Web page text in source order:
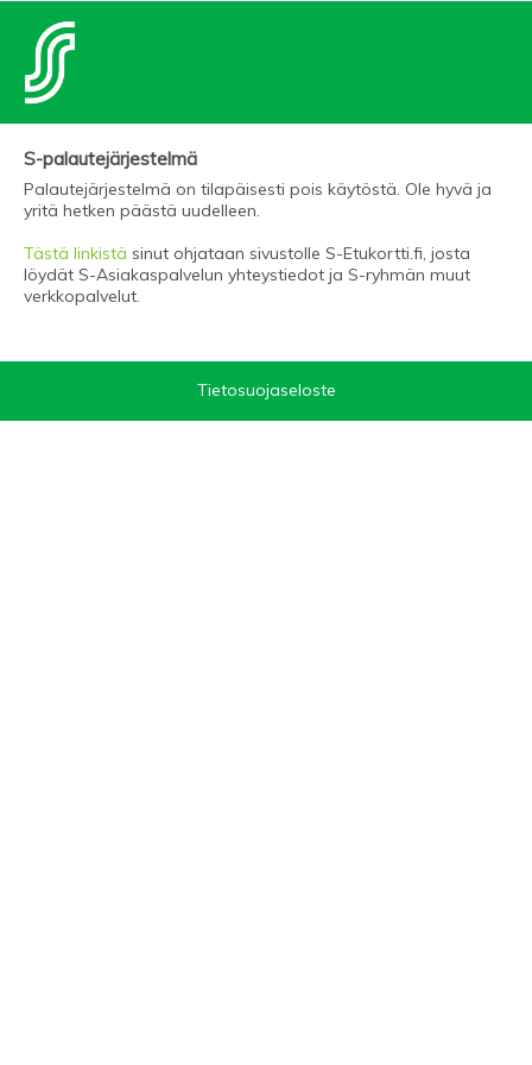
S-palautejärjestelmä
Palautejärjestelmä on tilapäisesti pois käytöstä. Ole hyvä ja
yritä hetken päästä uudelleen.
Tästä linkistä sinut ohjataan sivustolle S-Etukortti.fi, josta
löydät S-Asiakaspalvelun yhteystiedot ja S-ryhmän muut
verkkopalvelut.
Tietosuojaseloste